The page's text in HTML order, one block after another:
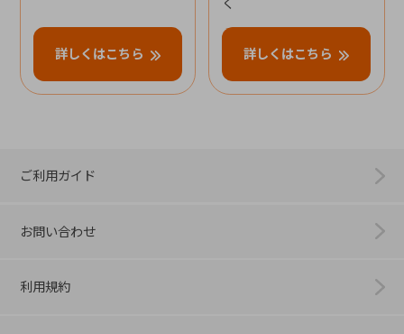
詳しくはこちら
く
詳しくはこちら
ご利用ガイド
お問い合わせ
利用規約